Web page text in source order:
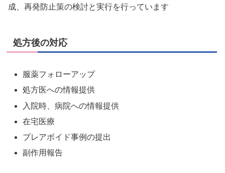
成、再発防止策の検討と実行を行っています
処方後の対応
服薬フォローアップ
処方医への情報提供
入院時、病院への情報提供
在宅医療
プレアボイド事例の提出
副作用報告